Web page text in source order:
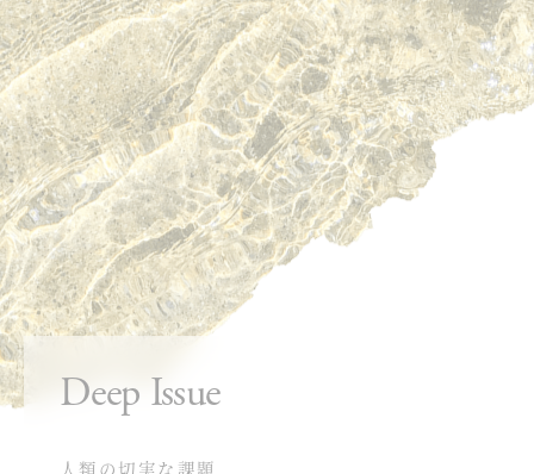
Deep Issue
人類の切実な課題